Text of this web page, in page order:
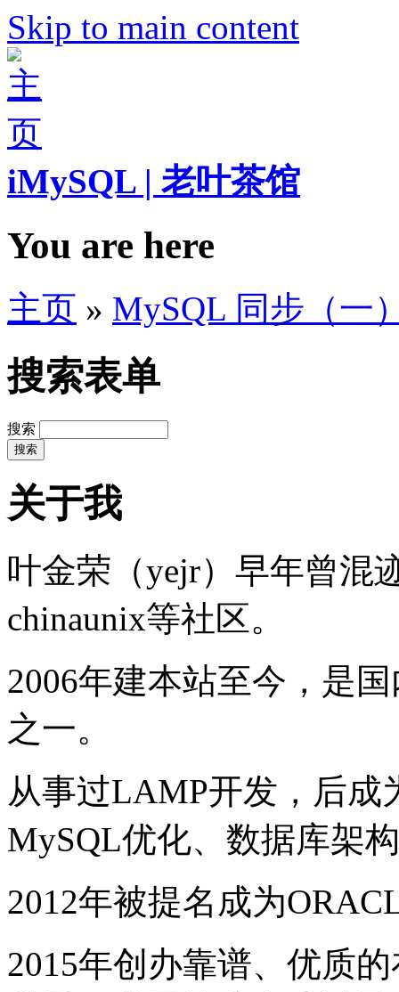
Skip to main content
iMySQL | 老叶茶馆
You are here
主页 » MySQL 同步（一
搜索表单
搜索
关于我
叶金荣（yejr）早年曾混
chinaunix等社区。
2006年建本站至今，是
之一。
从事过LAMP开发，后成
MySQL优化、数据库架
2012年被提名成为
2015年创办靠谱、优质